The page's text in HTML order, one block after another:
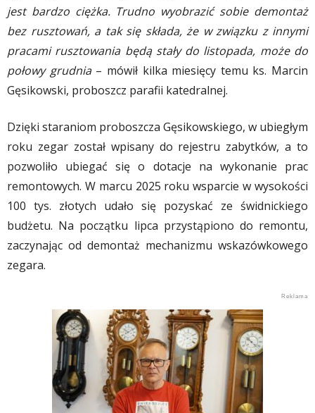
jest bardzo ciężka. Trudno wyobrazić sobie demontaż
bez rusztowań, a tak się składa, że w związku z innymi
pracami rusztowania będą stały do listopada, może do
połowy grudnia– mówił kilka miesięcy temu ks. Marcin
Gęsikowski, proboszcz parafii katedralnej.
Dzięki staraniom proboszcza Gęsikowskiego, w ubiegłym
roku zegar został wpisany do rejestru zabytków, a to
pozwoliło ubiegać się o dotacje na wykonanie prac
remontowych. W marcu 2025 roku wsparcie w wysokości
100 tys. złotych udało się pozyskać ze świdnickiego
budżetu. Na początku lipca przystąpiono do remontu,
zaczynając od demontaż mechanizmu wskazówkowego
zegara.